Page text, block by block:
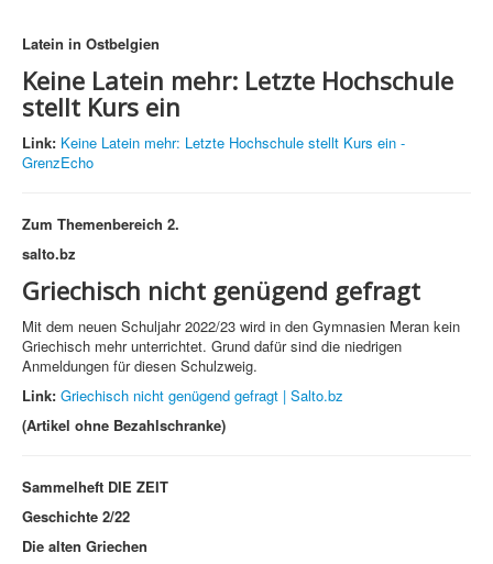
Latein in Ostbelgien
Keine Latein mehr: Letzte Hochschule
stellt Kurs ein
Link: Keine Latein mehr: Letzte Hochschule stellt Kurs ein -
GrenzEcho
Zum Themenbereich 2.
salto.bz
Griechisch nicht genügend gefragt
Mit dem neuen Schuljahr 2022/23 wird in den Gymnasien Meran kein
Griechisch mehr unterrichtet. Grund dafür sind die niedrigen
Anmeldungen für diesen Schulzweig.
Link: Griechisch nicht genügend gefragt | Salto.bz
(Artikel ohne Bezahlschranke)
Sammelheft DIE ZEIT
Geschichte 2/22
Die alten Griechen